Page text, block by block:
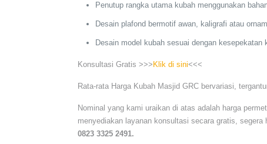
Penutup rangka utama kubah menggunakan
Desain plafond bermotif awan, kaligrafi atau
Desain model kubah sesuai dengan kesepekatan
Konsultasi Gratis >>> Klik di sini<<<
Rata-rata Harga Kubah Masjid GRC bervariasi,
Nominal yang kami uraikan di atas adalah harga
menyediakan layanan konsultasi secara gratis,
0823 3325 2491.